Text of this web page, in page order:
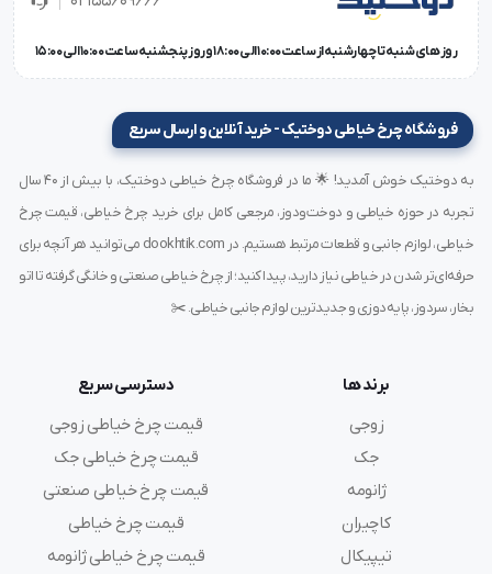
تولید پوشاک صنعتی در کارگاه‌ها و تولیدی‌ها
خرید دوک نخ پلی استر کد ۵۰۰
فروشگاه پیشگام دوخت امینمی‌توانید دوک نخ پلی استر کد
۵۰۰ را با اطمینان از کیفیت و اصالت کالا تهیه کنید. این
فروشگاه با سابقه طولانی در تأمین نخ و لوازم خیاطی، مرجعی
مشخصات فنی دوک نخ پلی استر کد ۵۰۰
کد محصول: ۵۰۰
مقاومت: بالا در برابر کشش و پارگی
رنگ: ثابت در برابر شستشو
روز های شنبه تا چهارشنبه از ساعت 10:00 الی 18:00 و روز پنجشنبه ساعت 10:00 الی 15:00
فروشگاه چرخ خیاطی دوختیک - خرید آنلاین و ارسال سریع
به دوختیک خوش آمدید! 🌟 ما در فروشگاه چرخ خیاطی دوختیک، با بیش از ۴۰ سال
تجربه در حوزه خیاطی و دوخت‌ودوز، مرجعی کامل برای خرید چرخ خیاطی، قیمت چرخ
خیاطی، لوازم جانبی و قطعات مرتبط هستیم. در dookhtik.com می‌توانید هر آنچه برای
حرفه‌ای‌تر شدن در خیاطی نیاز دارید، پیدا کنید؛ از چرخ خیاطی صنعتی و خانگی گرفته تا اتو
بخار، سردوز، پایه‌دوزی و جدیدترین لوازم جانبی خیاطی. ✂️
برند ها
زوجی
جک
ژانومه
کاچیران
تیپیکال
دسترسی سریع
قیمت چرخ خیاطی زوجی
قیمت چرخ خیاطی جک
قیمت چرخ خیاطی صنعتی
قیمت چرخ خیاطی
قیمت چرخ خیاطی ژانومه